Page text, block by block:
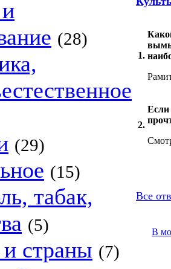
(28)
(29)
(15)
табак,
(5)
страны (7)
1.
2.
Если
Все
В